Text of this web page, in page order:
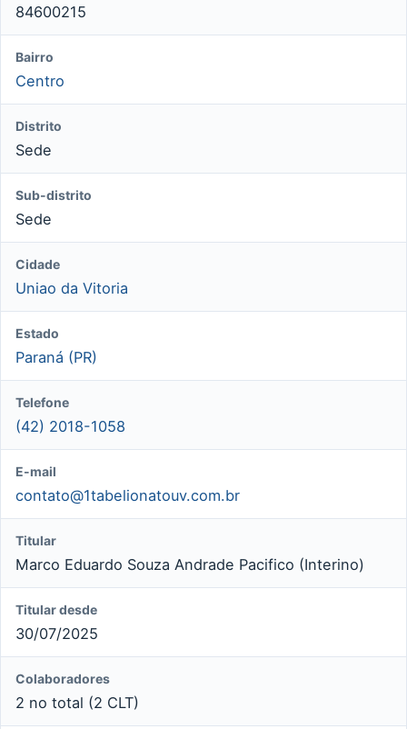
84600215
Bairro
Centro
Distrito
Sede
Sub-distrito
Sede
Cidade
Uniao da Vitoria
Estado
Paraná (PR)
Telefone
(42) 2018-1058
E-mail
contato@1tabelionatouv.com.br
Titular
Marco Eduardo Souza Andrade Pacifico (Interino)
Titular desde
30/07/2025
Colaboradores
2 no total (2 CLT)